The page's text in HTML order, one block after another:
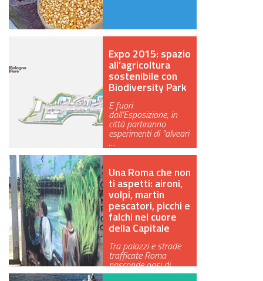
Expo 2015: spazio
all’agricoltura
sostenibile con
Biodiversity Park
E fuori
dall’Esposizione, in
città partiranno
esperimenti di “alveari
…
Una Roma che non
ti aspetti: aironi,
volpi, martin
pescatori, picchi e
falchi nel cuore
della Capitale
Tra palazzi e strade
trafficate Roma
nasconde oasi di
biodiversità. In…